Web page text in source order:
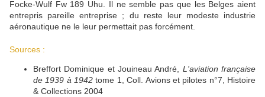
Focke-Wulf Fw 189 Uhu. Il ne semble pas que les Belges aient
entrepris pareille entreprise ; du reste leur modeste industrie
aéronautique ne le leur permettait pas forcément.
Sources :
Breffort Dominique et Jouineau André, L'aviation française
de 1939 à 1942 tome 1, Coll. Avions et pilotes n°7, Histoire
& Collections 2004